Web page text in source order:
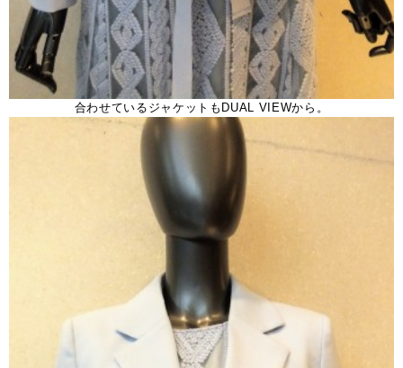
合わせているジャケットもDUAL VIEWから。